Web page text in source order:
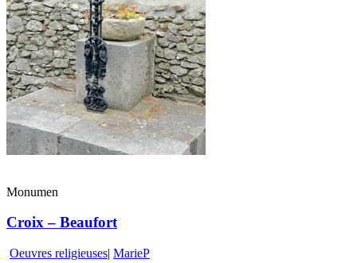
Monumen
Croix – Beaufort
Oeuvres religieuses| MarieP